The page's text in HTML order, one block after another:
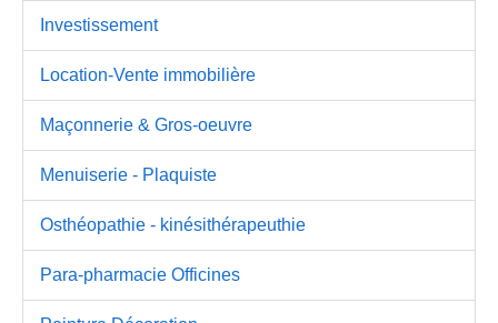
Investissement
Location-Vente immobilière
Maçonnerie & Gros-oeuvre
Menuiserie - Plaquiste
Osthéopathie - kinésithérapeuthie
Para-pharmacie Officines